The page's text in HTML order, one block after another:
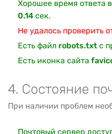
Хорошее время ответа
0.14 сек.
Не удалось проверить
Есть файл robots.txt с
Есть иконка сайта
4. Состояние
При наличии проблем
Почтовый сервер